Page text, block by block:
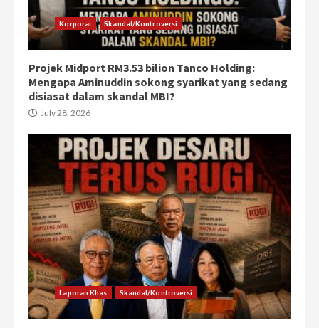
Korporat Skandal/Kontroversi
Projek Midport RM3.53 bilion Tanco Holding:
Mengapa Aminuddin sokong syarikat yang sedang
disiasat dalam skandal MBI?
July 28, 2026
Laporan Khas Skandal/Kontroversi